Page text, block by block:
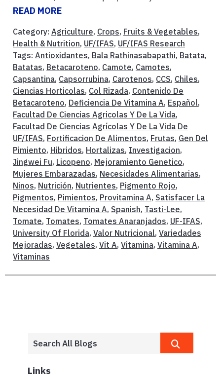
READ MORE
Category: Agriculture, Crops, Fruits & Vegetables,
Health & Nutrition, UF/IFAS, UF/IFAS Research
Tags: Antioxidantes, Bala Rathinasabapathi, Batata,
Batatas, Betacaroteno, Camote, Camotes,
Capsantina, Capsorrubina, Carotenos, CCS, Chiles,
Ciencias Horticolas, Col Rizada, Contenido De
Betacaroteno, Deficiencia De Vitamina A, Español,
Facultad De Ciencias Agricolas Y De La Vida,
Facultad De Ciencias Agrícolas Y De La Vida De
UF/IFAS, Fortificacion De Alimentos, Frutas, Gen Del
Pimiento, Hibridos, Hortalizas, Investigacion,
Jingwei Fu, Licopeno, Mejoramiento Genetico,
Mujeres Embarazadas, Necesidades Alimentarias,
Ninos, Nutrición, Nutrientes, Pigmento Rojo,
Pigmentos, Pimientos, Provitamina A, Satisfacer La
Necesidad De Vitamina A, Spanish, Tasti-Lee,
Tomate, Tomates, Tomates Anaranjados, UF-IFAS,
University Of Florida, Valor Nutricional, Variedades
Mejoradas, Vegetales, Vit A, Vitamina, Vitamina A,
Vitaminas
Links